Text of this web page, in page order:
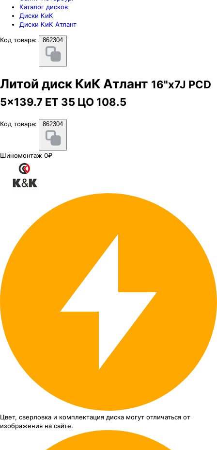
Каталог дисков
Диски КиК
Диски КиК Атлант
Код товара:
862304
Литой диск КиК Атлант 16"x7J PCD
5x139.7 ЕТ 35 ЦО 108.5
Код товара: 862304
Шиномонтаж 0₽
Цвет, сверловка и комплектация диска могут отличаться от
изображения на сайте.